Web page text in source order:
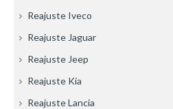
Reajuste Iveco
Reajuste Jaguar
Reajuste Jeep
Reajuste Kia
Reajuste Lancia